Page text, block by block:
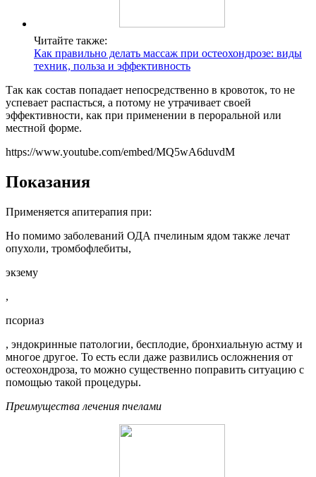
Читайте также:
Как правильно делать массаж при остеохондрозе: виды
техник, польза и эффективность
Так как состав попадает непосредственно в кровоток, то не
успевает распасться, а потому не утрачивает своей
эффективности, как при применении в пероральной или
местной форме.
https://www.youtube.com/embed/MQ5wA6duvdM
Показания
Применяется апитерапия при:
Но помимо заболеваний ОДА пчелиным ядом также лечат
опухоли, тромбофлебиты,
экзему
,
псориаз
, эндокринные патологии, бесплодие, бронхиальную астму и
многое другое. То есть если даже развились осложнения от
остеохондроза, то можно существенно поправить ситуацию с
помощью такой процедуры.
Преимущества лечения пчелами